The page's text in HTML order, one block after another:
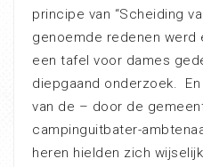
principe van “Scheiding
genoemde redenen werd
een tafel voor dames
diepgaand onderzoek.
van de – door de
campinguitbater-
heren hielden zich